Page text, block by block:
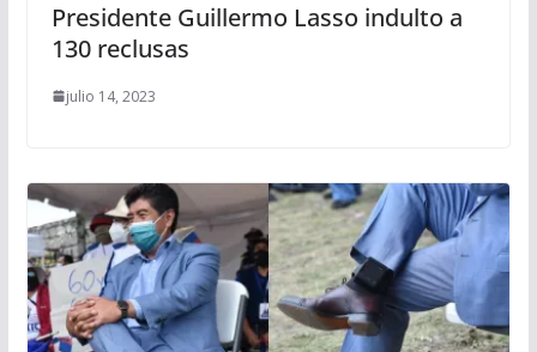
Presidente Guillermo Lasso indulto a
130 reclusas
julio 14, 2023